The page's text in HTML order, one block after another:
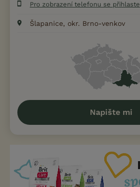
Pro zobrazení telefonu se přihlaste
Šlapanice, okr. Brno-venkov
Napište mi